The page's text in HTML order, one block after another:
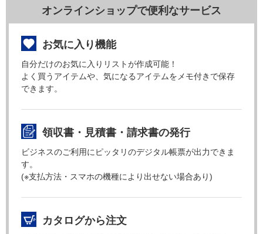
オンラインショップで便利なサービス
お気に入り機能
自分だけのお気に入りリストが作成可能！
よく買うアイテムや、気になるアイテムをメモ付きで保存
できます。
領収書・見積書・請求書の発行
ビジネスのご利用にピッタリのデジタル帳票が出力できま
す。
(※支払方法・スマホの機種により出せない場合あり)
カタログから注文